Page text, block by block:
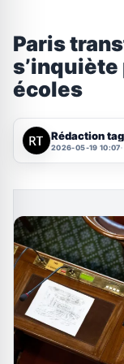
Paris
s’inquiète
écoles
Rédaction
2026-05-19 10:07